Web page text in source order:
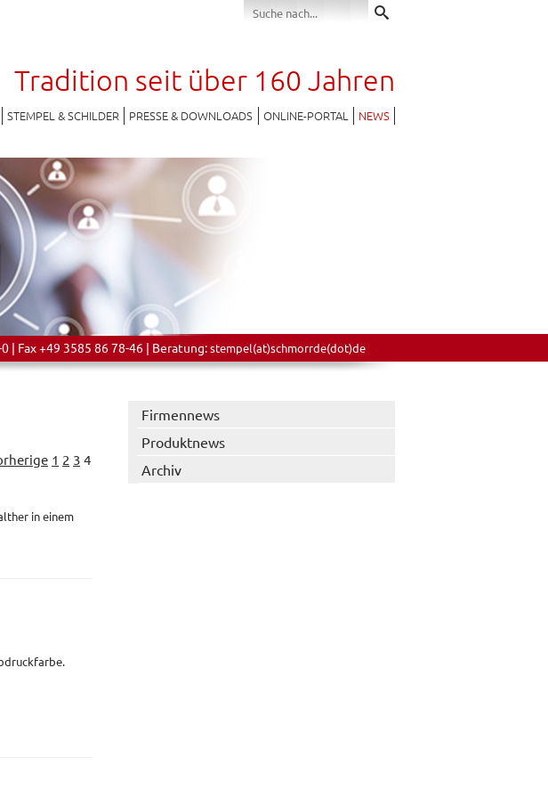
Tradition seit über 160 Jahren
STEMPEL & SCHILDER PRESSE & DOWNLOADS ONLINE-PORTAL NEWS
| Fax +49 3585 86 78-46 | Beratung:stempel(at)schmorrde(dot)de
1 2 3 4
in einem
Firmennews
Produktnews
Archiv